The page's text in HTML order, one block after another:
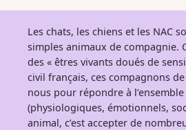
Les chats, les chiens et les NAC
simples animaux de compagnie.
des « êtres vivants doués de
civil français, ces compagnons
nous pour répondre à
(physiologiques, émotionnels,
animal, c’est accepter de